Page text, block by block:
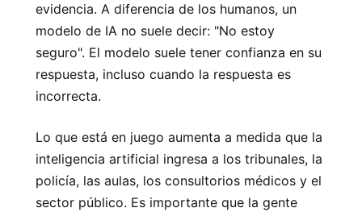
evidencia. A diferencia de los humanos, un
modelo de IA no suele decir: "No estoy
seguro". El modelo suele tener confianza en su
respuesta, incluso cuando la respuesta es
incorrecta.
Lo que está en juego aumenta a medida que la
inteligencia artificial ingresa a los tribunales, la
policía, las aulas, los consultorios médicos y el
sector público. Es importante que la gente